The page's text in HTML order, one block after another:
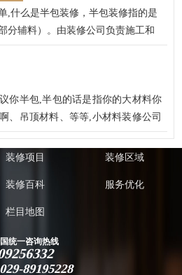
,什么是半包装修，半包装修指的是
分辅料）。由装修公司负责施工和
钉子、水泥等；主要的家装材料是
如地板、洁具、瓷砖、地砖、涂
件等。（一）半包装修施工项目:1.
墙或新建墙)；2.水电改造施工(给
计安装、洁具安装等)；3.所以的泥
、防水处理、贴墙砖和地砖等)；4.
型制作及部分现场制作的家具等)；
公司半包，除了以上施工项目内容
采购。主要有：水泥、河沙、石膏
种多，业主一定要事先在合同约定
你半包,半包的话是指你的大材料你
、吊顶材料、等等,小材料装修公司
的小东西,具体还得看你是怎么跟装
你都可以跟装修公司商量。全包,一
半都是半包,建议楼主钱不多就半包
装修项目 装修区域
装修百科 服务优化
栏目地图
统一咨询热线
029-89195228